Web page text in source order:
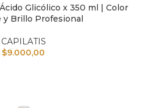
Glicólico x 350 ml | Color
y Brillo Profesional
CAPILATIS
$9.000,00